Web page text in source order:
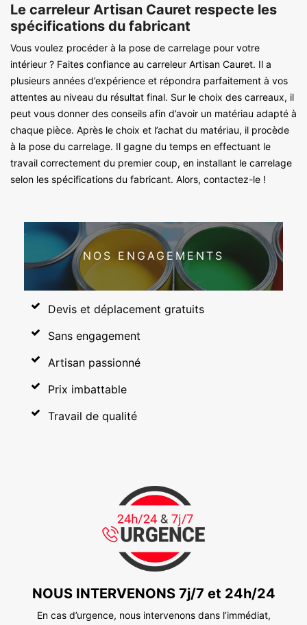
Le carreleur Artisan Cauret respecte les
spécifications du fabricant
Vous voulez procéder à la pose de carrelage pour votre
intérieur ? Faites confiance au carreleur Artisan Cauret. Il a
plusieurs années d’expérience et répondra parfaitement à vos
attentes au niveau du résultat final. Sur le choix des carreaux, il
peut vous donner des conseils afin d’avoir un matériau adapté à
chaque pièce. Après le choix et l’achat du matériau, il procède
à la pose du carrelage. Il gagne du temps en effectuant le
travail correctement du premier coup, en installant le carrelage
selon les spécifications du fabricant. Alors, contactez-le !
NOS ENGAGEMENTS
Devis et déplacement gratuits
Sans engagement
Artisan passionné
Prix imbattable
Travail de qualité
NOUS INTERVENONS 7j/7 et 24h/24
En cas d’urgence, nous intervenons dans l’immédiat,